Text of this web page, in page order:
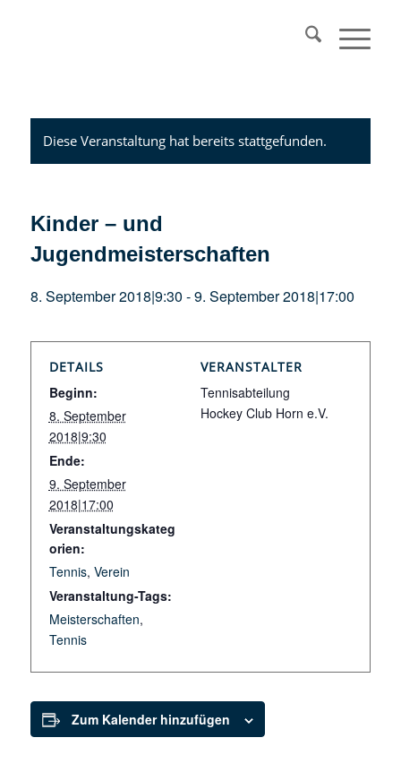
Diese Veranstaltung hat bereits stattgefunden.
Kinder – und
Jugendmeisterschaften
8. September 2018|9:30 -9. September 2018|17:00
DETAILS
Beginn:
8. September
2018|9:30
Ende:
9. September
2018|17:00
Veranstaltungskateg
orien:
Tennis, Verein
Veranstaltung-Tags:
Meisterschaften,
Tennis
VERANSTALTER
Tennisabteilung
Hockey Club Horn e.V.
Zum Kalender hinzufügen